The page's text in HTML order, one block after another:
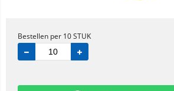
Bestellen per 10 STUK